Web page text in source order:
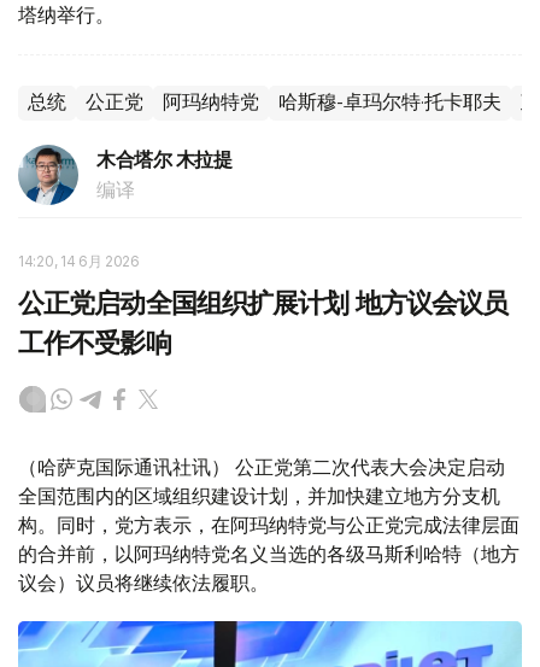
塔纳举行。
总统 公正党 阿玛纳特党 哈斯穆-卓玛尔特·托卡耶夫
木合塔尔 木拉提
编译
14:20, 14 6月 2026
公正党启动全国组织扩展计划 地方议会议员
工作不受影响
（哈萨克国际通讯社讯） 公正党第二次代表大会决定启动
全国范围内的区域组织建设计划，并加快建立地方分支机
构。同时，党方表示，在阿玛纳特党与公正党完成法律层面
的合并前，以阿玛纳特党名义当选的各级马斯利哈特（地方
议会）议员将继续依法履职。